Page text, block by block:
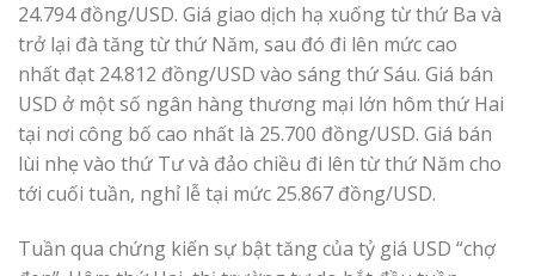
24.794 đồng/USD. Giá giao dịch hạ xuống từ thứ Ba và
trở lại đà tăng từ thứ Năm, sau đó đi lên mức cao
nhất đạt 24.812 đồng/USD vào sáng thứ Sáu. Giá bán
USD ở một số ngân hàng thương mại lớn hôm thứ Hai
tại nơi công bố cao nhất là 25.700 đồng/USD. Giá bán
lùi nhẹ vào thứ Tư và đảo chiều đi lên từ thứ Năm cho
tới cuối tuần, nghỉ lễ tại mức 25.867 đồng/USD.
Tuần qua chứng kiến sự bật tăng của tỷ giá USD “chợ